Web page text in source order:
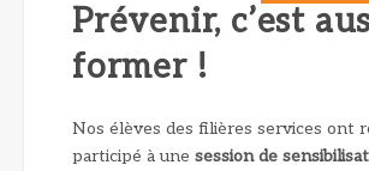
Prévenir, c’est
former !
Nos élèves des filières services ont
participé à une session de